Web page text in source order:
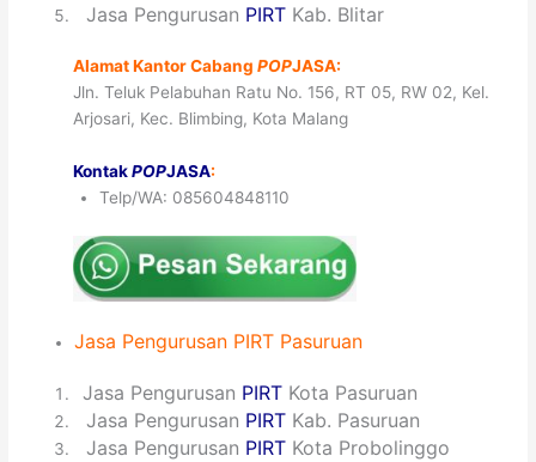
5Jasa Pengurusan PIRT Kab. Blitar
Alamat Kantor CabangPOPJASA:
Jln. Teluk Pelabuhan Ratu No. 156, RT 05, RW 02, Kel.
Arjosari, Kec. Blimbing, Kota Malang
KontakPOPJASA:
Telp/WA: 085604848110
Jasa Pengurusan PIRT Pasuruan
1Jasa Pengurusan PIRT Kota Pasuruan
2Jasa Pengurusan PIRT Kab. Pasuruan
3Jasa Pengurusan PIRT Kota Probolinggo